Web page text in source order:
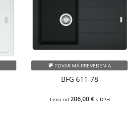
BFG 611-78
Cena od 206,00 € s DPH
TOVAR MÁ PREVEDENIA